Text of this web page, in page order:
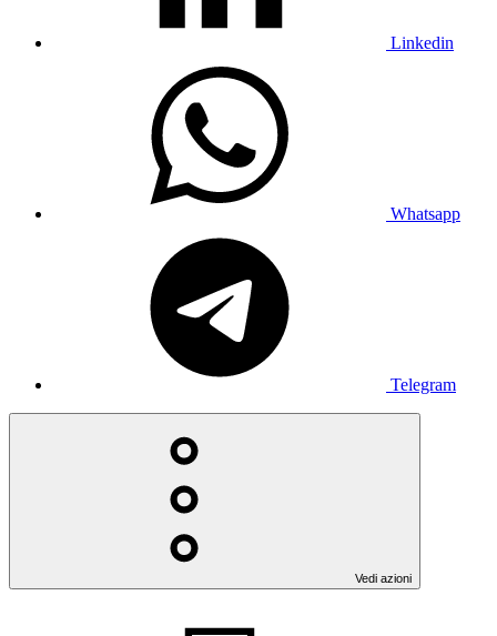
Linkedin
Whatsapp
Telegram
Vedi azioni